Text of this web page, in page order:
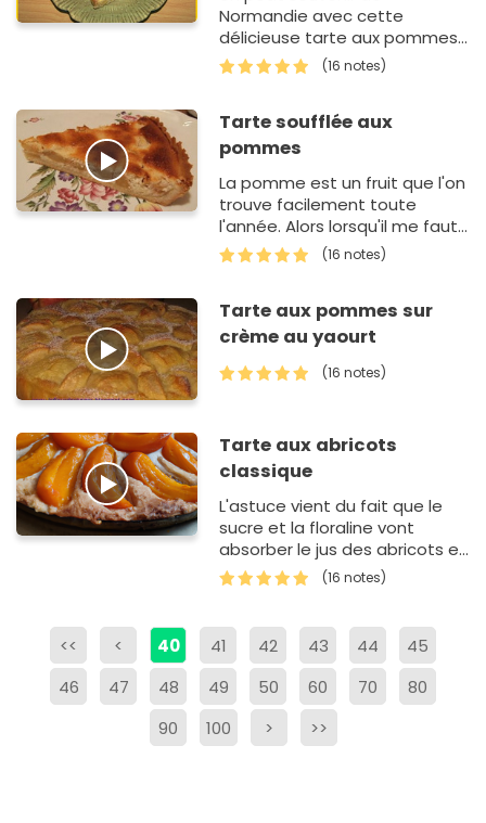
Normandie avec cette
délicieuse tarte aux pommes
parfumée...
(16 notes)
Tarte soufflée aux
pommes
La pomme est un fruit que l'on
trouve facilement toute
l'année. Alors lorsqu'il me faut
improviser un dessert, je
pense souvent à la tarte aux
(16 notes)
Tarte aux pommes sur
crème au yaourt
(16 notes)
Tarte aux abricots
classique
L'astuce vient du fait que le
sucre et la floraline vont
absorber le jus des abricots et
éviter de mouiller la pâte.
(16 notes)
<< < 40 41 42 43 44
45
46
47 48 49 50 60 70
80
90
100 > >>